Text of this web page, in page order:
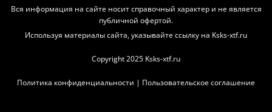
Вся информация на сайте носит справочный характер и не является
публичной офертой.
Используя материалы сайта, указывайте ссылку на Ksks-xtf.ru
Copyright 2025 Ksks-xtf.ru
Политика конфиденциальности | Пользовательское соглашение